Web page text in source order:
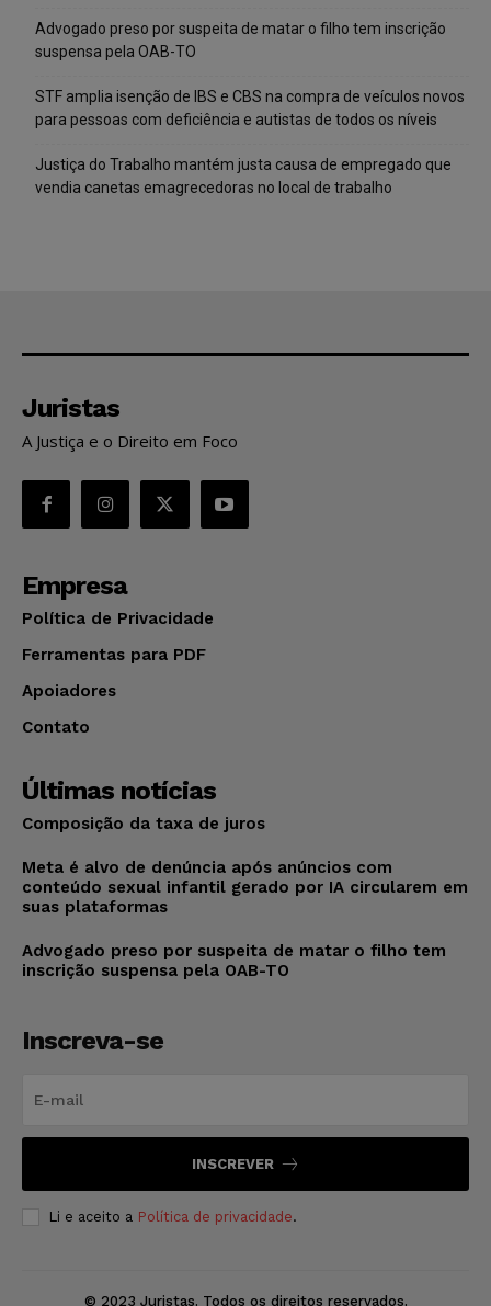
Advogado preso por suspeita de matar o filho tem inscrição
suspensa pela OAB-TO
STF amplia isenção de IBS e CBS na compra de veículos novos
para pessoas com deficiência e autistas de todos os níveis
Justiça do Trabalho mantém justa causa de empregado que
vendia canetas emagrecedoras no local de trabalho
Juristas
A Justiça e o Direito em Foco
Empresa
Política de Privacidade
Ferramentas para PDF
Apoiadores
Contato
Últimas notícias
Composição da taxa de juros
Meta é alvo de denúncia após anúncios com
conteúdo sexual infantil gerado por IA circularem em
suas plataformas
Advogado preso por suspeita de matar o filho tem
inscrição suspensa pela OAB-TO
Inscreva-se
INSCREVER
Li e aceito a Política de privacidade.
© 2023 Juristas. Todos os direitos reservados.